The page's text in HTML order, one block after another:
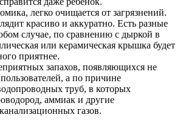
легко очищается от загрязнений.
красиво и аккуратно. Есть разные
случае, по сравнению с дыркой в
или керамическая крышка будет
приятнее.
запахов, появляющихся не
а по причине
труб, в которых
аммиак и другие
газов.